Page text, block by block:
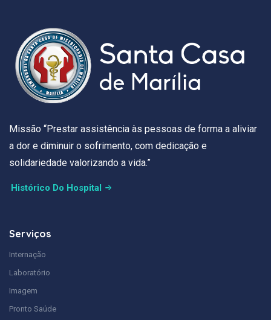
Missão “Prestar assistência às pessoas de forma a aliviar
a dor e diminuir o sofrimento, com dedicação e
solidariedade valorizando a vida.”
Histórico Do Hospital
Serviços
Internação
Laboratório
Imagem
Pronto Saúde